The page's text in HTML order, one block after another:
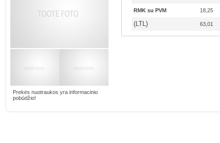
Prekės nuotraukos yra informacinio
pobūdžio!
RMK su PVM 18,25
(LTL) 63,01